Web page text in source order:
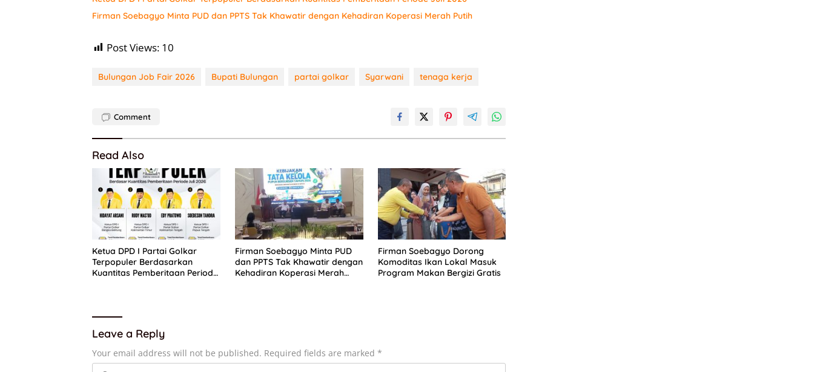
Firman Soebagyo Minta PUD dan PPTS Tak Khawatir dengan Kehadiran Koperasi Merah Putih
Post Views: 10
Bulungan Job Fair 2026 Bupati Bulungan partai golkar Syarwani tenaga kerja
Comment
Read Also
Ketua DPD I Partai Golkar
Terpopuler Berdasarkan
Kuantitas Pemberitaan Periode
Firman Soebagyo Minta PUD
dan PPTS Tak Khawatir dengan
Kehadiran Koperasi Merah
Firman Soebagyo Dorong
Komoditas Ikan Lokal Masuk
Program Makan Bergizi Gratis
Leave a Reply
Your email address will not be published. Required fields are marked *